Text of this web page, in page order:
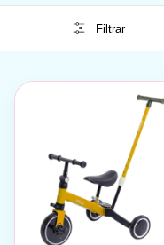
Filtrar